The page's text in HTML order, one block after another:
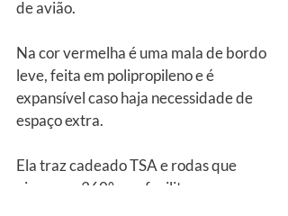
de avião.
Na cor vermelha é uma mala de bordo
leve, feita em polipropileno e é
expansível caso haja necessidade de
espaço extra.
Ela traz cadeado TSA e rodas que
giram em 360° que facilitam seu